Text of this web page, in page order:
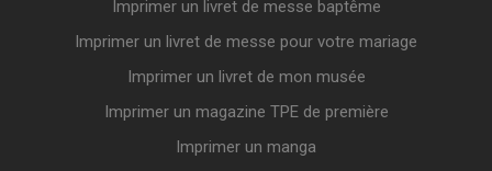
Imprimer un livret de messe baptême
Imprimer un livret de messe pour votre mariage
Imprimer un livret de mon musée
Imprimer un magazine TPE de première
Imprimer un manga